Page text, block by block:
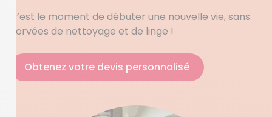
C’est le moment de débuter une nouvelle vie, sans
corvées de nettoyage et de linge !
Obtenez votre devis personnalisé